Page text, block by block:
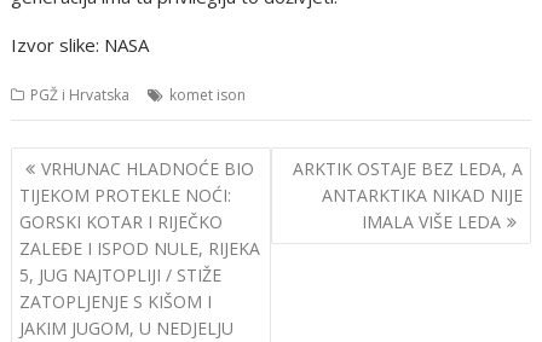
Izvor slike: NASA
PGŽ i Hrvatska komet ison
Navigacija
objava
VRHUNAC HLADNOĆE BIO
TIJEKOM PROTEKLE NOĆI:
GORSKI KOTAR I RIJEČKO
ZALEĐE I ISPOD NULE, RIJEKA
5, JUG NAJTOPLIJI / STIŽE
ZATOPLJENJE S KIŠOM I
JAKIM JUGOM, U NEDJELJU
ARKTIK OSTAJE BEZ LEDA, A
ANTARKTIKA NIKAD NIJE
IMALA VIŠE LEDA